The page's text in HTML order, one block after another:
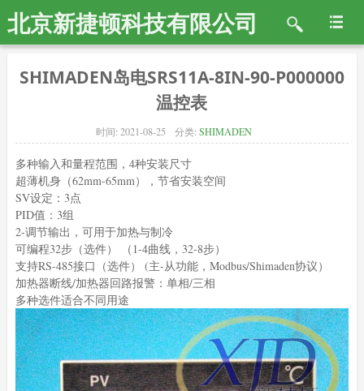
北京新捷顿科技有限公司
SHIMADEN岛电SRS11A-8IN-90-P000000
温控表
时间:2021-08-25 分类:SHIMADEN
多种输入和量程范围，4种安装尺寸
超薄机身（62mm-65mm），节省安装空间
SV设定：3点
PID值：3组
2-调节输出，可用于加热与制冷
可编程32步（选件） （1-4曲线，32-8步）
支持RS-485接口（选件） (主-从功能，Modbus/Shimaden协议）
加热器断线/加热器回路报警：单相/三相
多种选件适合不同用途